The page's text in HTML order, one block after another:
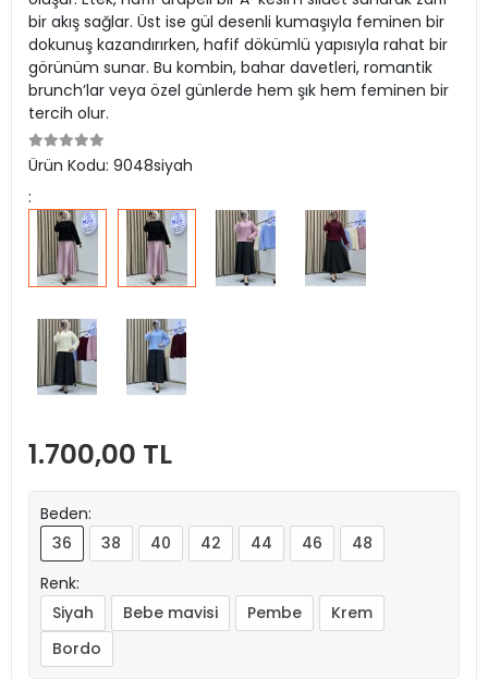
bir akış sağlar. Üst ise gül desenli kumaşıyla feminen bir
dokunuş kazandırırken, hafif dökümlü yapısıyla rahat bir
görünüm sunar. Bu kombin, bahar davetleri, romantik
brunch’lar veya özel günlerde hem şık hem feminen bir
tercih olur.
Ürün Kodu: 9048siyah
:
1.700,00 TL
Beden:
36
38 40 42 44 46
48
Renk:
Siyah
Bebe mavisi Pembe
Krem
Bordo